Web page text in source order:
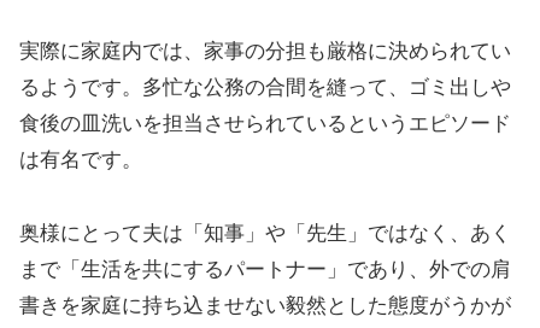
実際に家庭内では、家事の分担も厳格に決められてい
るようです。多忙な公務の合間を縫って、ゴミ出しや
食後の皿洗いを担当させられているというエピソード
は有名です。
奥様にとって夫は「知事」や「先生」ではなく、あく
まで「生活を共にするパートナー」であり、外での肩
書きを家庭に持ち込ませない毅然とした態度がうかが